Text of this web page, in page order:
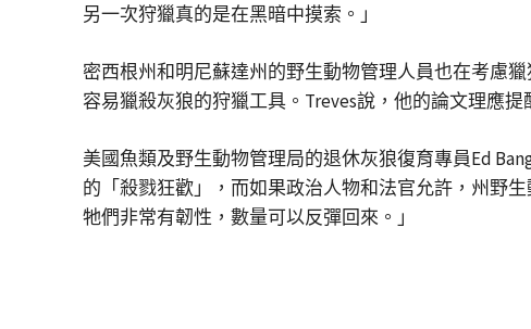
另一次狩獵真的是在黑暗中摸索。」
密西根州和明尼蘇達州的野生動物管理人員也在考慮
容易獵殺灰狼的狩獵工具。Treves說，他的論文理應
美國魚類及野生動物管理局的退休灰狼復育專員Ed
的「殺戮狂歡」，而如果政治人物和法官允許，州野
牠們非常有韌性，數量可以反彈回來。」